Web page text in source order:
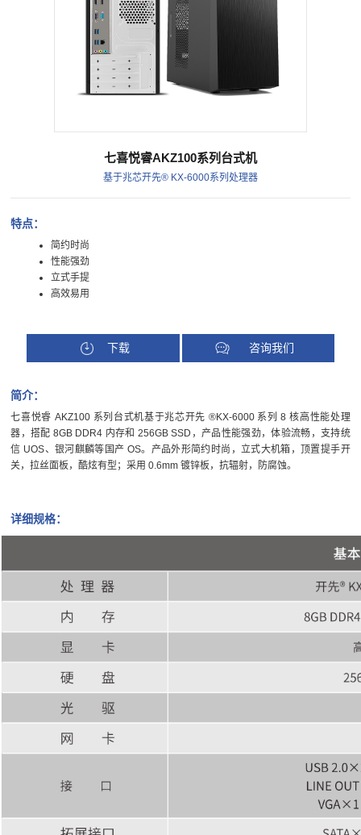
七喜悦睿AKZ100系列台式机
基于兆芯开先® KX-6000系列处理器
特点：
简约时尚
性能强劲
立式手提
高效易用
下载 咨询我们
简介：
七喜悦睿 AKZ100 系列台式机基于兆芯开先 ®KX-6000 系列 8 核高性能处理
器，搭配 8GB DDR4 内存和 256GB SSD，产品性能强劲，体验流畅，支持统
信 UOS、银河麒麟等国产 OS。产品外形简约时尚，立式大机箱，顶置提手开
关，拉丝面板，酷炫有型；采用 0.6mm 镀锌板，抗辐射，防腐蚀。
详细规格：